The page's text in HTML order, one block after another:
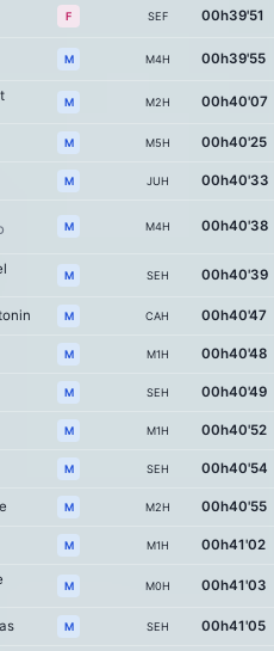
F SEF 00h39'51
M M4H 00h39'55
M M2H 00h40'07
M M5H 00h40'25
M JUH 00h40'33
M M4H 00h40'38
M SEH 00h40'39
M CAH 00h40'47
M M1H 00h40'48
M SEH 00h40'49
M M1H 00h40'52
M SEH 00h40'54
M M2H 00h40'55
M M1H 00h41'02
M M0H 00h41'03
M SEH 00h41'05